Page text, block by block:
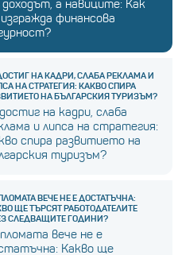
а навиците: Как
финансова
НА КАДРИ, СЛАБА РЕКЛАМА И
НА СТРАТЕГИЯ: КАКВО СПИРА
НА БЪЛГАРСКИЯ ТУРИЗЪМ?
на кадри, слаба
и липса на стратегия:
спира развитието на
туризъм?
ВЕЧЕ НЕ Е ДОСТАТЪЧНА:
ЩЕ ТЪРСЯТ РАБОТОДАТЕЛИТЕ
СЛЕДВАЩИТЕ ГОДИНИ?
вече не е
Какво ще